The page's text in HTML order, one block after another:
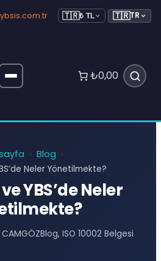
🇹🇷₺ TL 🇹🇷TR
₺0,00
› Blog ›
Neler Yönetilmekte?
YBS’de Neler
Blog, ISO 10002 Belgesi